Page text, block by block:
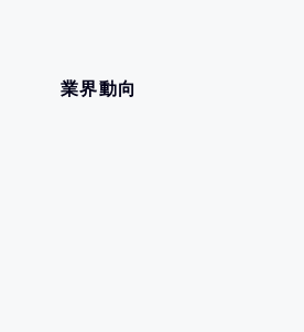
業界動向